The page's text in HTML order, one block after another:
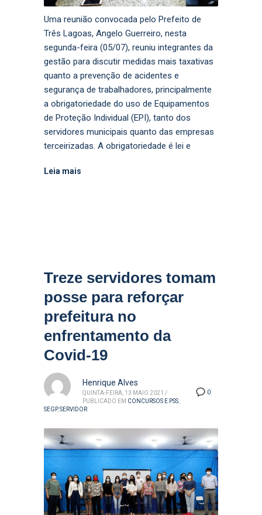
Uma reunião convocada pelo Prefeito de
Três Lagoas, Angelo Guerreiro, nesta
segunda-feira (05/07), reuniu integrantes da
gestão para discutir medidas mais taxativas
quanto a prevenção de acidentes e
segurança de trabalhadores, principalmente
a obrigatoriedade do uso de Equipamentos
de Proteção Individual (EPI), tanto dos
servidores municipais quanto das empresas
terceirizadas. A obrigatoriedade é lei e
Leia mais
Treze servidores tomam
posse para reforçar
prefeitura no
enfrentamento da
Covid-19
0
Henrique Alves
QUINTA-FEIRA, 13 MAIO 2021 /
PUBLICADO EM CONCURSOS E PSS
SEGP,SERVIDOR